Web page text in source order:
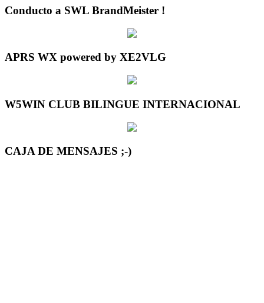
Conducto a SWL BrandMeister !
APRS WX powered by XE2VLG
W5WIN CLUB BILINGUE INTERNACIONAL
CAJA DE MENSAJES ;-)